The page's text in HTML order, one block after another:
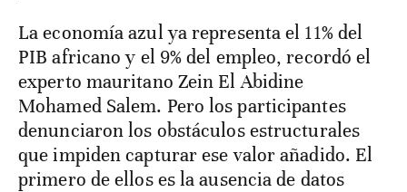
La economía azul ya representa el 11% del
PIB africano y el 9% del empleo, recordó el
experto mauritano Zein El Abidine
Mohamed Salem. Pero los participantes
denunciaron los obstáculos estructurales
que impiden capturar ese valor añadido. El
primero de ellos es la ausencia de datos